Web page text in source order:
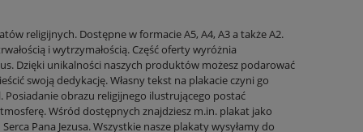
religijnych. Dostępne w formacie A5, A4, A3 a także A2.
i wytrzymałością. Część oferty wyróżnia
Dzięki unikalności naszych produktów możesz podarować
swoją dedykację. Własny tekst na plakacie czyni go
obrazu religijnego ilustrującego postać
Wśród dostępnych znajdziesz m.in. plakat jako
Pana Jezusa. Wszystkie nasze plakaty wysyłamy do